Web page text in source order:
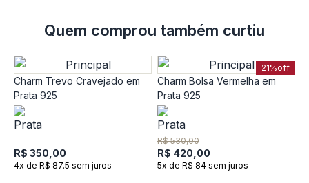
Quem comprou também curtiu
Charm Trevo Cravejado em
Prata 925
R$ 350,00
4x de R$ 87.5 sem juros
21%off
Charm Bolsa Vermelha em
Prata 925
R$ 530,00
R$ 420,00
5x de R$ 84 sem juros